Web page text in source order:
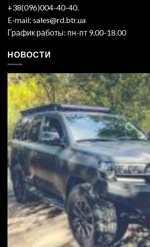
+38(096)004-40-40.
E-mail: sales@rd.btr.ua
График работы: пн-пт 9.00-18.00
НОВОСТИ